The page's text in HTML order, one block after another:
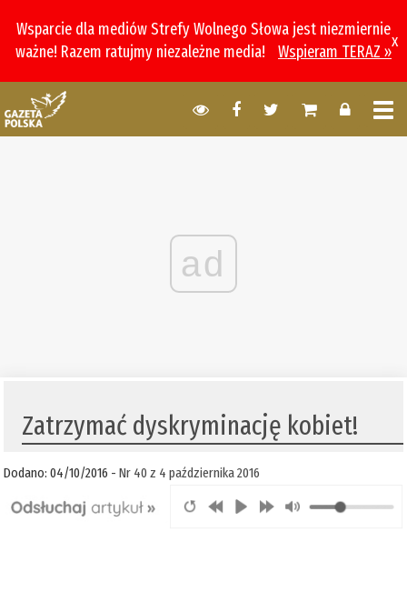
Wsparcie dla mediów Strefy Wolnego Słowa jest niezmiernie
ważne! Razem ratujmy niezależne media!
Wspieram TERAZ »
x
ad
Zatrzymać dyskryminację kobiet!
Dodano: 04/10/2016 -Nr 40 z 4 października 2016